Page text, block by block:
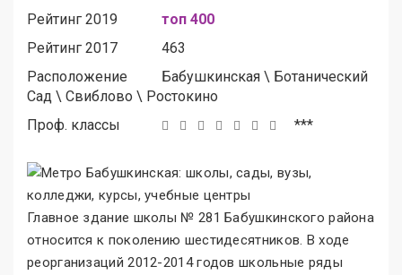
Рейтинг 2019
топ 400
Рейтинг 2017
463
Расположение
Бабушкинская \ Ботанический
Сад \ Свиблово \ Ростокино
Проф. классы
***
Главное здание школы № 281 Бабушкинского района
относится к поколению шестидесятников. В ходе
реорганизаций 2012-2014 годов школьные ряды